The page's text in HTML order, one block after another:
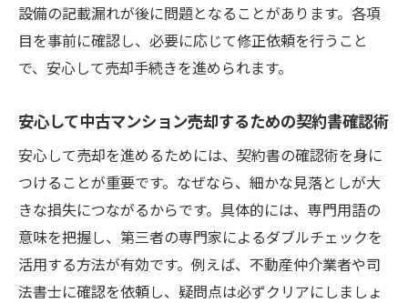
設備の記載漏れが後に問題となることがあります。各項
目を事前に確認し、必要に応じて修正依頼を行うこと
で、安心して売却手続きを進められます。
安心して中古マンション売却するための契約書確認術
安心して売却を進めるためには、契約書の確認術を身に
つけることが重要です。なぜなら、細かな見落としが大
きな損失につながるからです。具体的には、専門用語の
意味を把握し、第三者の専門家によるダブルチェックを
活用する方法が有効です。例えば、不動産仲介業者や司
法書士に確認を依頼し、疑問点は必ずクリアにしましょ